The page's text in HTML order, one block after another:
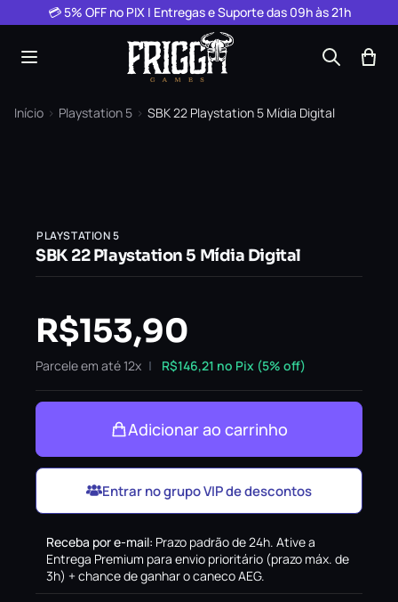
Pular para o conteúdo
💳 5% OFF no PIX | Entregas e Suporte das 09h às 21h
Início › Playstation 5 › SBK 22 Playstation 5 Mídia Digital
PLAYSTATION 5
SBK 22 Playstation 5 Mídia Digital
R$153,90
Parcele em até 12x R$146,21 no Pix (5% off)
Adicionar ao carrinho
Entrar no grupo VIP de descontos
Receba por e-mail: Prazo padrão de 24h. Ative a
Entrega Premium para envio prioritário (prazo máx. de
3h) + chance de ganhar o caneco AEG.